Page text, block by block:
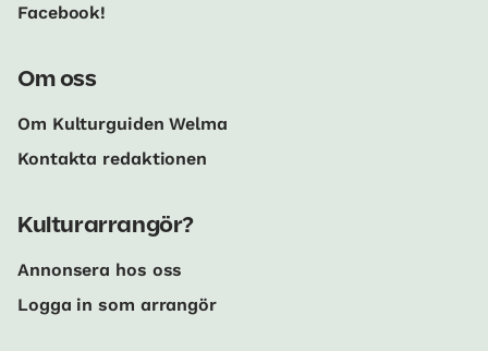
Facebook!
Om oss
Om Kulturguiden Welma
Kontakta redaktionen
Kulturarrangör?
Annonsera hos oss
Logga in som arrangör